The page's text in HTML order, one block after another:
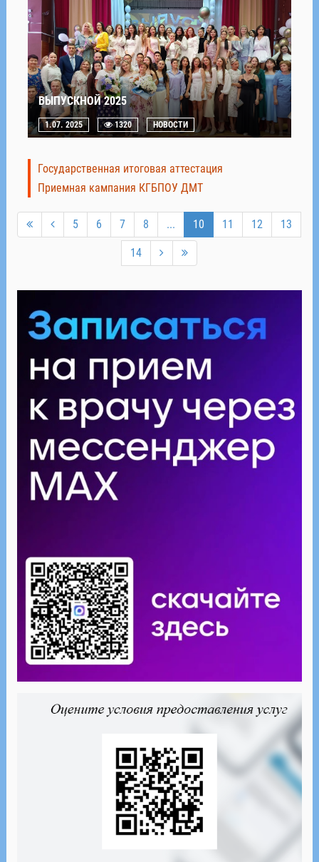
ВЫПУСКНОЙ 2025
1.07. 2025 1320 НОВОСТИ
Государственная итоговая аттестация
Приемная кампания КГБПОУ ДМТ
5 6 7 8 ... 10 11 12 13
14